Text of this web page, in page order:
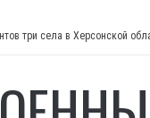
три села в Херсонской